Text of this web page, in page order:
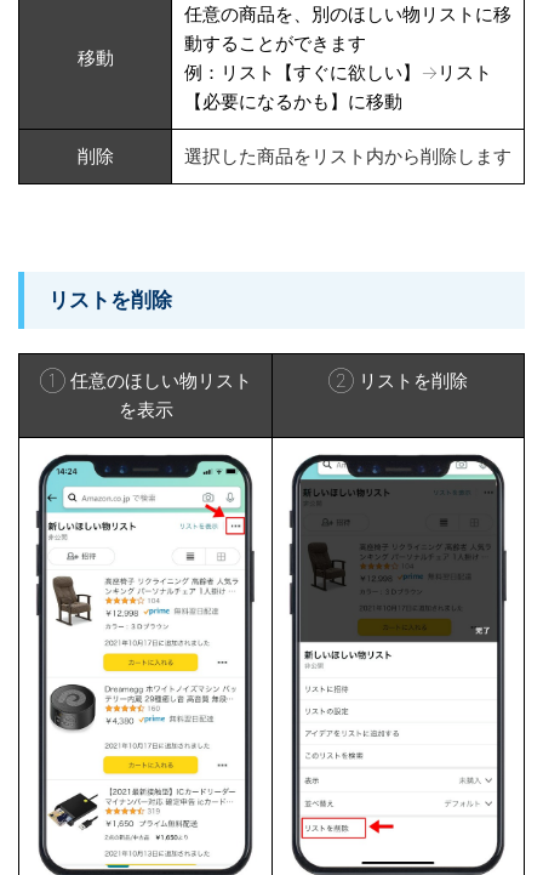
移動
任意の商品を、別のほしい物リストに移
動することができます
例：リスト【すぐに欲しい】→リスト
【必要になるかも】に移動
削除 選択した商品をリスト内から削除します
リストを削除
① 任意のほしい物リスト
を表示
② リストを削除